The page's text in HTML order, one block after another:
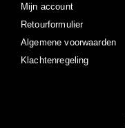
Mijn account
Retourformulier
Algemene voorwaarden
Klachtenregeling